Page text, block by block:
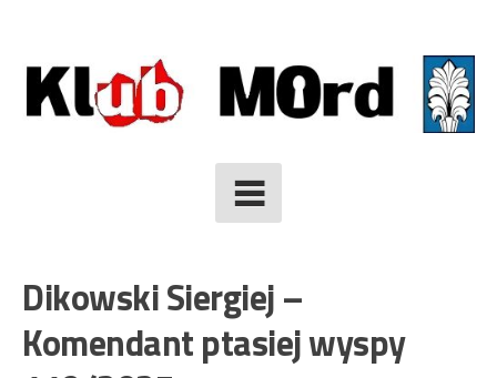
to
content
Dikowski Siergiej –
Komendant ptasiej wyspy